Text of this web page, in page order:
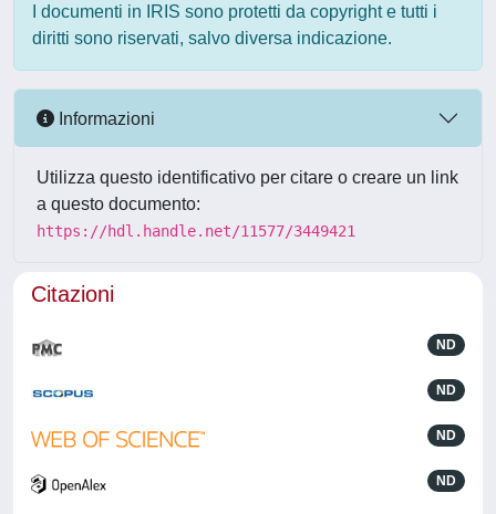
I documenti in IRIS sono protetti da copyright e tutti i
diritti sono riservati, salvo diversa indicazione.
Informazioni
Utilizza questo identificativo per citare o creare un link
a questo documento:
https://hdl.handle.net/11577/3449421
Citazioni
ND
ND
ND
ND